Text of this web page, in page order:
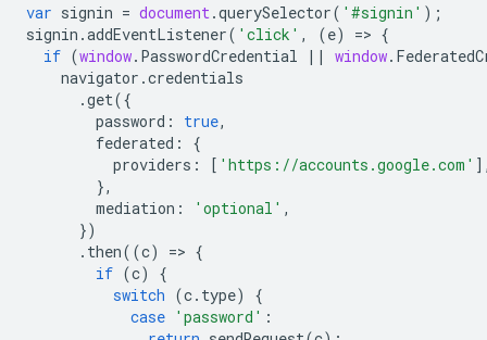
var signin = document.querySelector( '#signin' );
signin .addEventListener( 'click' , (e) => {
if (window. PasswordCredential || window.
navigator .credentials
.get({
password : true,
federated :
{
providers : [ 'https://accounts.google.com'
},
mediation : 'optional' ,
})
. then((c) => {
if (c)
{
switch (c. type)
{
case 'password' :